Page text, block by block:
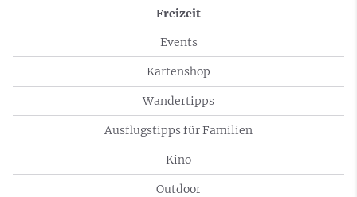
Freizeit
Events
Kartenshop
Wandertipps
Ausflugstipps für Familien
Kino
Outdoor